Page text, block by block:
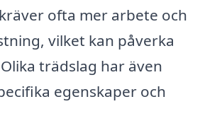
ofta mer arbete och
vilket kan påverka
trädslag har även
egenskaper och